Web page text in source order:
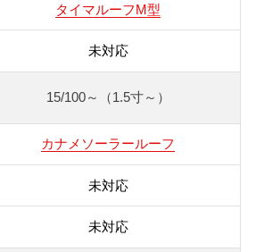
タイマルーフM型
未対応
15/100～ （1.5寸～）
カナメソーラールーフ
未対応
未対応